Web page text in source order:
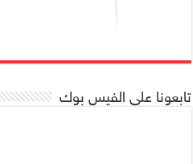
تابعونا على الفيس بوك